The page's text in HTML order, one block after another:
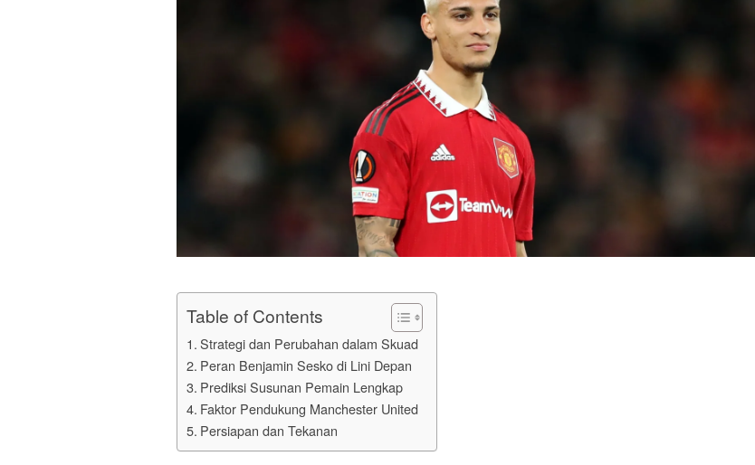
Table of Contents
Strategi dan Perubahan dalam Skuad
Peran Benjamin Sesko di Lini Depan
Prediksi Susunan Pemain Lengkap
Faktor Pendukung Manchester United
Persiapan dan Tekanan